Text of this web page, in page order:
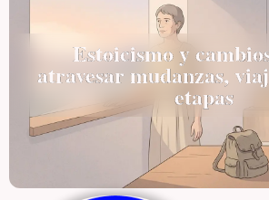
Estoicismo y
atravesar mudanzas,
etapas